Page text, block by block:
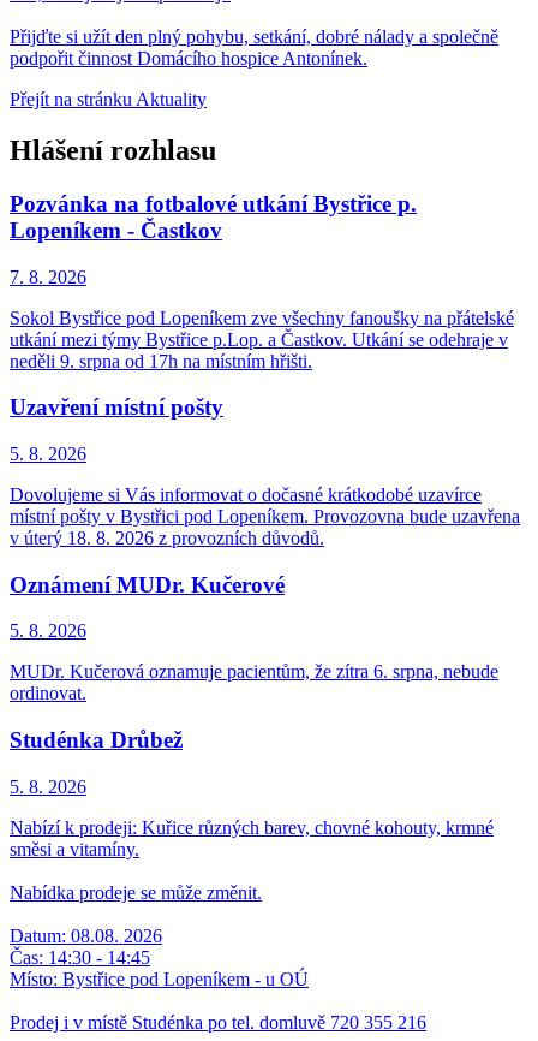
Přijďte si užít den plný pohybu, setkání, dobré nálady a společně
podpořit činnost Domácího hospice Antonínek.
Přejít na stránku Aktuality
Hlášení rozhlasu
Pozvánka na fotbalové utkání Bystřice p.
Lopeníkem - Častkov
7. 8. 2026
Sokol Bystřice pod Lopeníkem zve všechny fanoušky na přátelské
utkání mezi týmy Bystřice p.Lop. a Častkov. Utkání se odehraje v
neděli 9. srpna od 17h na místním hřišti.
Uzavření místní pošty
5. 8. 2026
Dovolujeme si Vás informovat o dočasné krátkodobé uzavírce
místní pošty v Bystřici pod Lopeníkem. Provozovna bude uzavřena
v úterý 18. 8. 2026 z provozních důvodů.
Oznámení MUDr. Kučerové
5. 8. 2026
MUDr. Kučerová oznamuje pacientům, že zítra 6. srpna, nebude
ordinovat.
Studénka Drůbež
5. 8. 2026
Nabízí k prodeji: Kuřice různých barev, chovné kohouty, krmné
směsi a vitamíny.
Nabídka prodeje se může změnit.
Datum: 08.08. 2026
Čas: 14:30 - 14:45
Místo: Bystřice pod Lopeníkem - u OÚ
Prodej i v místě Studénka po tel. domluvě 720 355 216